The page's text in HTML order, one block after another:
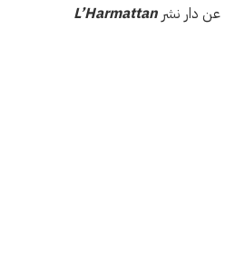
عن دار نشر L’Harmattan